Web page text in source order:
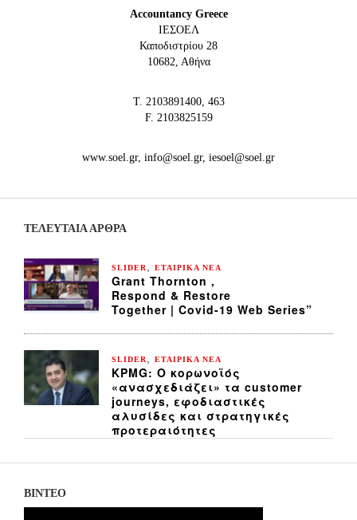
Accountancy Greece
IEΣΟΕΛ
Καποδιστρίου 28
10682, Αθήνα
Τ. 2103891400, 463
F. 2103825159
www.soel.gr, info@soel.gr, iesoel@soel.gr
ΤΕΛΕΥΤΑΙΑ ΆΡΘΡΑ
SLIDER ΕΤΑΙΡΙΚΑ ΝΕΑ
Grant Thornton ,
Respond & Restore
Together | Covid-19 Web Series”
SLIDER ΕΤΑΙΡΙΚΑ ΝΕΑ
KPMG: Ο κορωνοϊός
«ανασχεδιάζει» τα customer
journeys, εφοδιαστικές
αλυσίδες και στρατηγικές
προτεραιότητες
ΒΙΝΤΕΟ